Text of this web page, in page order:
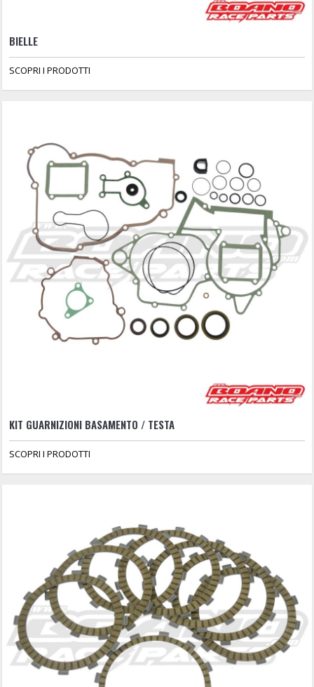
BIELLE
SCOPRI I PRODOTTI
KIT GUARNIZIONI BASAMENTO / TESTA
SCOPRI I PRODOTTI